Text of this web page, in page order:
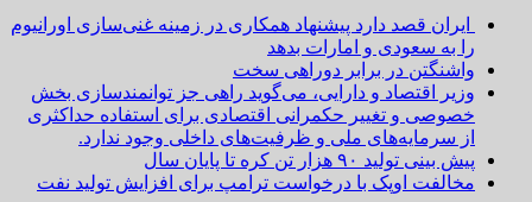
ایران قصد دارد پیشنهاد همکاری در زمینه غنی‌سازی اورانیوم
را به سعودی و امارات بدهد
واشنگتن در برابر دوراهی سخت
وزیر اقتصاد و دارایی، می‌گوید راهی جز توانمندسازی بخش
خصوصی و تغییر حکمرانی اقتصادی برای استفاده حداکثری
از سرمایه‌های ملی و ظرفیت‌های داخلی وجود ندارد.
پیش بینی تولید ۹۰ هزار تن کره تا پایان سال
مخالفت اوپک با درخواست ترامپ برای افزایش تولید نفت